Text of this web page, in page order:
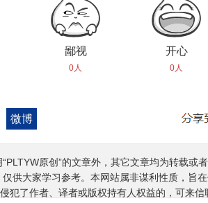
鄙视
0人
开心
0人
微博
原创”的文章外，其它文章均为转载
仅供大家学习参考。本网站属非谋利性质，旨
犯了作者、译者或版权持有人权益的，可来